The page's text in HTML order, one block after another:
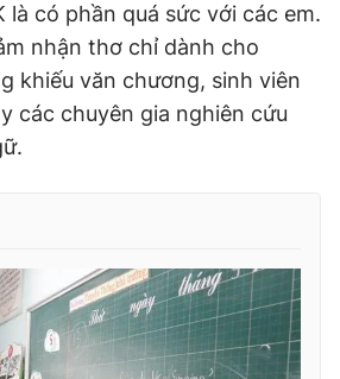
là có phần quá sức với các em.
nhận thơ chỉ dành cho
khiếu văn chương, sinh viên
các chuyên gia nghiên cứu